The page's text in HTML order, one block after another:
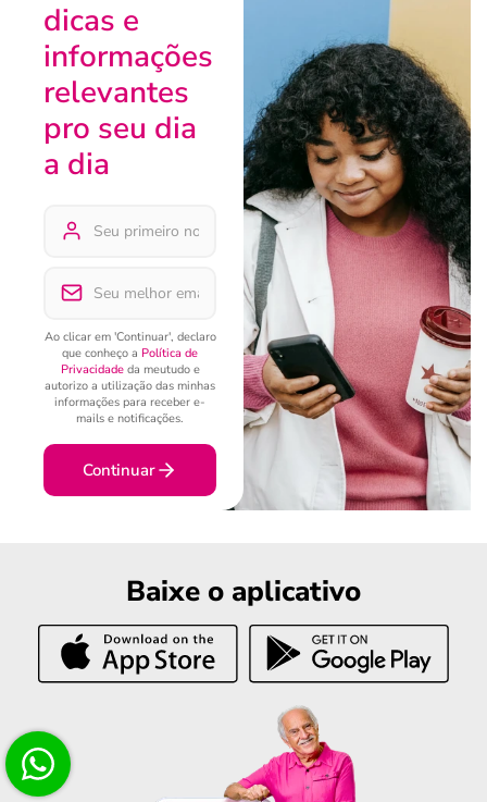
dicas e
informações
relevantes
pro seu dia
a dia
Ao clicar em 'Continuar', declaro
que conheço a Política de
Privacidadeda meutudo e
autorizo a utilização das minhas
informações para receber e-
mails e notificações.
Continuar
Baixe o aplicativo